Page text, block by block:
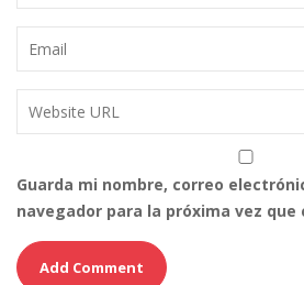
Guarda mi nombre, correo
navegador para la próxima vez que